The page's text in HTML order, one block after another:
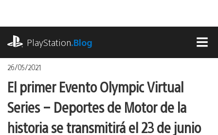
contenido
PlayStation.Blog
26/05/2021
El primer Evento Olympic Virtual
Series – Deportes de Motor de la
historia se transmitirá el 23 de junio